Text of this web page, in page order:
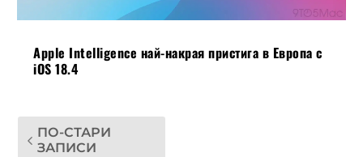
Apple Intelligence най-накрая пристига в Европа с
iOS 18.4
ПО-СТАРИ
ЗАПИСИ